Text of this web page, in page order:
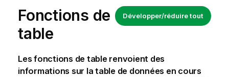
Développer/réduire tout
Fonctions de
table
Les fonctions de table renvoient des
informations sur la table de données en cours